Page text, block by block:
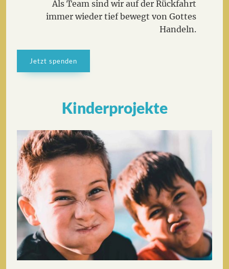
Als Team sind wir auf der Rückfahrt
immer wieder tief bewegt von Gottes
Handeln.
Jetzt spenden
Kinderprojekte